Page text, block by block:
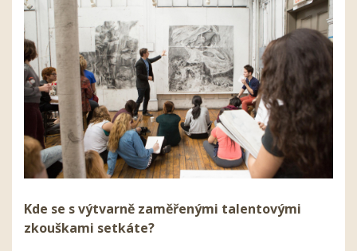
Kde se s výtvarně zaměřenými talentovými
zkouškami setkáte?